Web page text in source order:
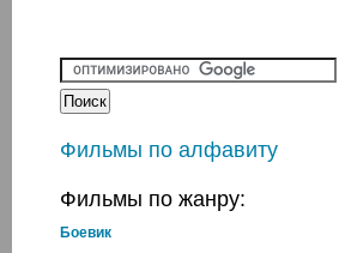
Фильмы по алфавиту
Фильмы по жанру:
Боевик